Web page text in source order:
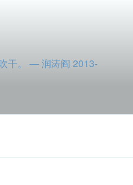
干。 — 润涛阎 2013-